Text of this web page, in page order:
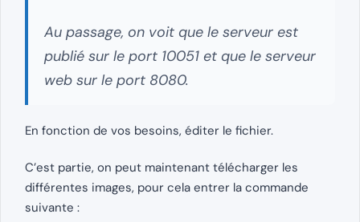
Au passage, on voit que le serveur est
publié sur le port 10051 et que le serveur
web sur le port 8080.
En fonction de vos besoins, éditer le fichier.
C’est partie, on peut maintenant télécharger les
différentes images, pour cela entrer la commande
suivante :